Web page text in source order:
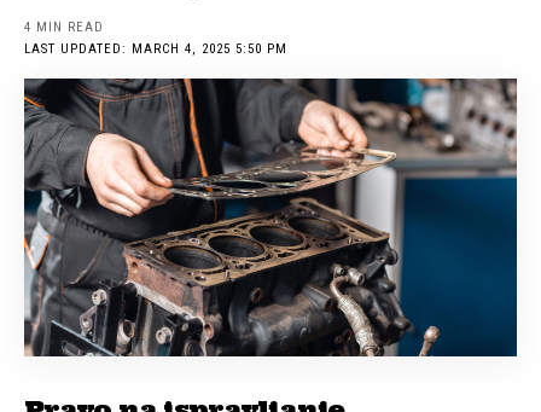
LAST UPDATED: MARCH 4, 2025 5:50 PM
4 MIN READ